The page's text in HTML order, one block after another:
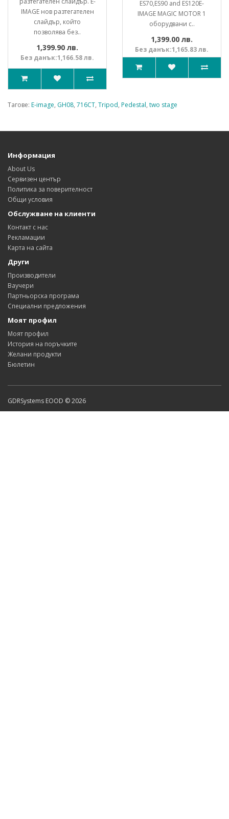
IMAGE нов разтегателен
слайдър, който
позволява без..
1,399.90 лв.
Без данък:1,166.58 лв.
ES70,ES90 and ES120E-
IMAGE MAGIC MOTOR 1
оборудвани с..
1,399.00 лв.
Без данък:1,165.83 лв.
Тагове: E-image, GH08, 716CT, Tripod, Pedestal, two stage
Информация
About Us
Сервизен център
Политика за поверителност
Общи условия
Обслужване на клиенти
Контакт с нас
Рекламации
Карта на сайта
Други
Производители
Ваучери
Партньорска програма
Специални предложения
Моят профил
Моят профил
История на поръчките
Желани продукти
Бюлетин
GDRSystems EOOD © 2026